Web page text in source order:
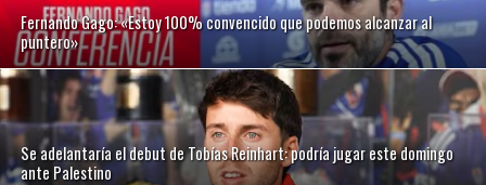
Fernando Gago: «Estoy 100% convencido que podemos alcanzar al
puntero»
Se adelantaría el debut de Tobías Reinhart: podría jugar este domingo
ante Palestino